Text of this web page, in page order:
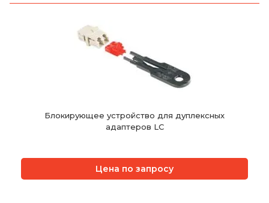
Блокирующее устройство для дуплексных
адаптеров LC
Цена по запросу